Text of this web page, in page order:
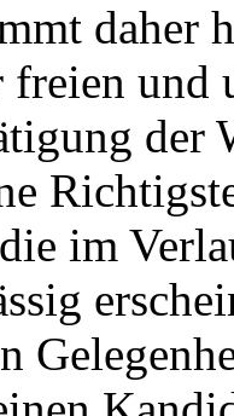
daher
freien
der
im